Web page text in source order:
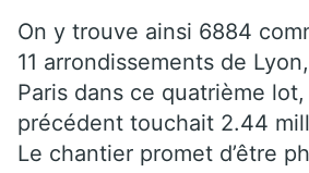
On y trouve ainsi 6884
11 arrondissements de
Paris dans ce quatrième
précédent touchait 2.44
Le chantier promet d’être